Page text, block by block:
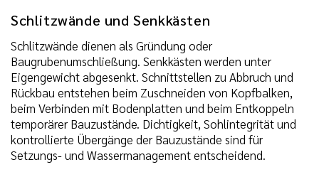
Schlitzwände und Senkkästen
Schlitzwände dienen als Gründung oder
Baugrubenumschließung. Senkkästen werden unter
Eigengewicht abgesenkt. Schnittstellen zu Abbruch und
Rückbau entstehen beim Zuschneiden von Kopfbalken,
beim Verbinden mit Bodenplatten und beim Entkoppeln
temporärer Bauzustände. Dichtigkeit, Sohlintegrität und
kontrollierte Übergänge der Bauzustände sind für
Setzungs- und Wassermanagement entscheidend.